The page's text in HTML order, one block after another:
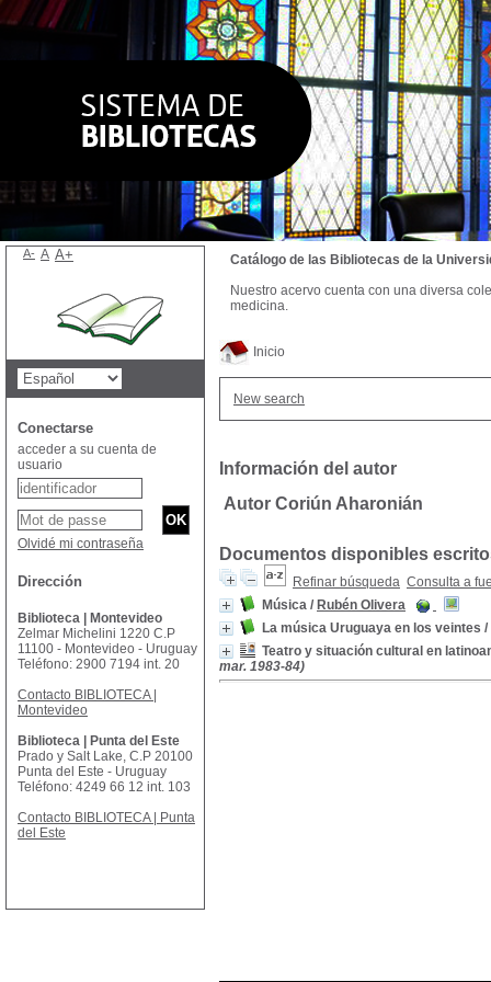
Inicio
New search
Información del autor
Autor Coriún Aharonián
Documentos disponibles
Refinar búsqueda Consulta a
Música / Rubén Olivera
La música Uruguaya en los veintes /
Teatro y situación cultural en
mar. 1983-84)
Catálogo de las Bibliotecas de la
Nuestro acervo cuenta con una diversa
medicina.
A- A A+
Conectarse
acceder a su cuenta de
usuario
Olvidé mi contraseña
Dirección
Biblioteca | Montevideo
Zelmar Michelini 1220 C.P
11100 - Montevideo - Uruguay
Teléfono: 2900 7194 int. 20
Contacto BIBLIOTECA |
Montevideo
Biblioteca | Punta del Este
Prado y Salt Lake, C.P 20100
Punta del Este - Uruguay
Teléfono: 4249 66 12 int. 103
Contacto BIBLIOTECA | Punta
del Este